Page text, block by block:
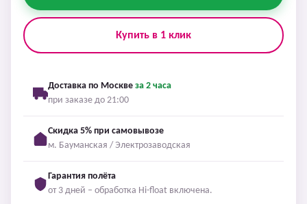
Купить в 1 клик
Доставка по Москве за 2 часа
при заказе до 21:00
Скидка 5% при самовывозе
м. Бауманская / Электрозаводская
Гарантия полёта
от 3 дней – обработка Hi-float включена.